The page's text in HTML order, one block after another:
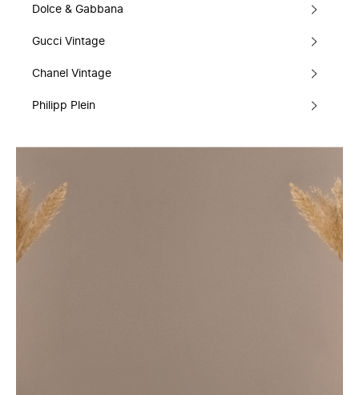
Dolce & Gabbana
Gucci Vintage
Chanel Vintage
Philipp Plein